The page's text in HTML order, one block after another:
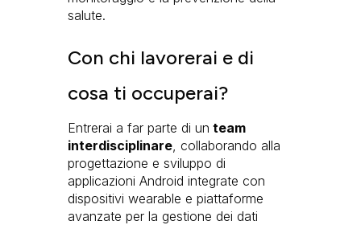
salute.
Con chi lavorerai e di
cosa ti occuperai?
Entrerai a far parte di un team
interdisciplinare, collaborando alla
progettazione e sviluppo di
applicazioni Android integrate con
dispositivi wearable e piattaforme
avanzate per la gestione dei dati